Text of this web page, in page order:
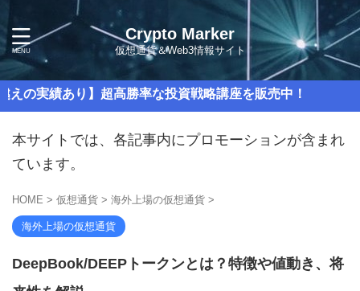
Crypto Marker
仮想通貨＆Web3情報サイト
】超高勝率な投資戦略講座を販売中！
本サイトでは、各記事内にプロモーションが含まれ
ています。
HOME > 仮想通貨 > 海外上場の仮想通貨 >
海外上場の仮想通貨
DeepBook/DEEPトークンとは？特徴や値動き、将